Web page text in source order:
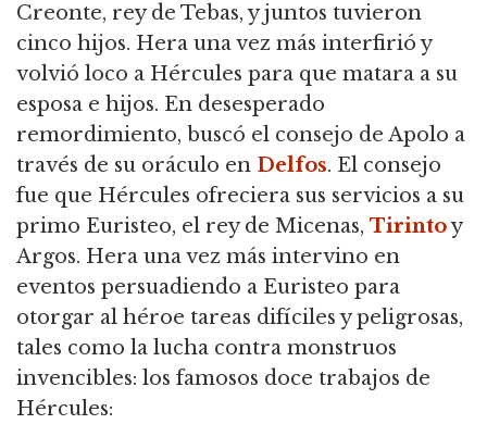
Creonte, rey de Tebas, y juntos tuvieron
cinco hijos. Hera una vez más interfirió y
volvió loco a Hércules para que matara a su
esposa e hijos. En desesperado
remordimiento, buscó el consejo de Apolo a
través de su oráculo en Delfos. El consejo
fue que Hércules ofreciera sus servicios a su
primo Euristeo, el rey de Micenas, Tirintoy
Argos. Hera una vez más intervino en
eventos persuadiendo a Euristeo para
otorgar al héroe tareas difíciles y peligrosas,
tales como la lucha contra monstruos
invencibles: los famosos doce trabajos de
Hércules: